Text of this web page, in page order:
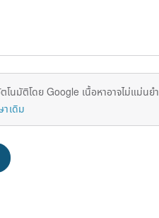
โนมัติโดย Google เนื้อหาอาจไม่แม่นยำ
าเดิม